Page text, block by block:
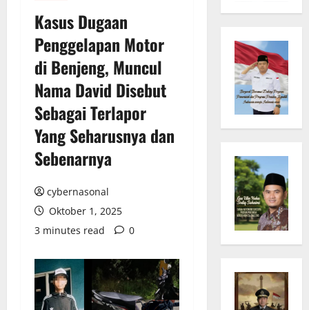
Kasus Dugaan
Penggelapan Motor
di Benjeng, Muncul
Nama David Disebut
Sebagai Terlapor
Yang Seharusnya dan
Sebenarnya
cybernasonal
Oktober 1, 2025
3 minutes read
0